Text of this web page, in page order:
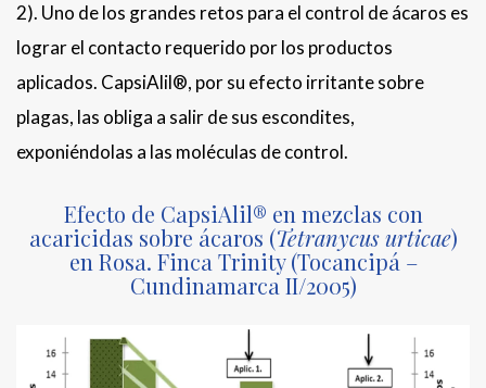
2). Uno de los grandes retos para el control de ácaros es
lograr el contacto requerido por los productos
aplicados. CapsiAlil®, por su efecto irritante sobre
plagas, las obliga a salir de sus escondites,
exponiéndolas a las moléculas de control.
Efecto de CapsiAlil® en mezclas con
acaricidas sobre ácaros (Tetranycus urticae)
en Rosa. Finca Trinity (Tocancipá –
Cundinamarca II/2005)